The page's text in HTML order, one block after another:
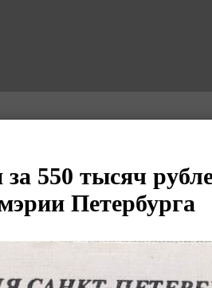
550 тысяч
Петербурга